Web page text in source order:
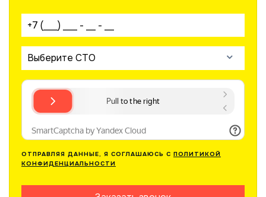
Ваш телефон:
Выберите СТО
ОТПРАВЛЯЯ ДАННЫЕ, Я СОГЛАШАЮСЬ С ПОЛИТИКОЙ
КОНФИДЕНЦИАЛЬНОСТИ